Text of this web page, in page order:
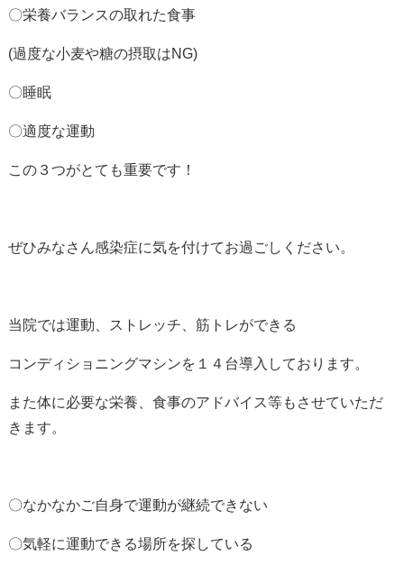
〇栄養バランスの取れた食事
(過度な小麦や糖の摂取はNG)
〇睡眠
〇適度な運動
この３つがとても重要です！
ぜひみなさん感染症に気を付けてお過ごしください。
当院では運動、ストレッチ、筋トレができる
コンディショニングマシンを１４台導入しております。
また体に必要な栄養、食事のアドバイス等もさせていただ
きます。
〇なかなかご自身で運動が継続できない
〇気軽に運動できる場所を探している